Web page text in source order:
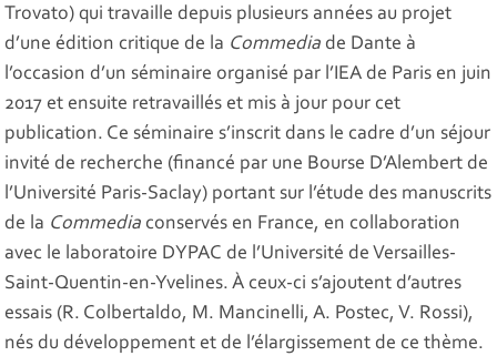
Trovato) qui travaille depuis plusieurs années au projet
d’une édition critique de la Commedia de Dante à
l’occasion d’un séminaire organisé par l’IEA de Paris en juin
2017 et ensuite retravaillés et mis à jour pour cet
publication. Ce séminaire s’inscrit dans le cadre d’un séjour
invité de recherche (financé par une Bourse D’Alembert de
l’Université Paris-Saclay) portant sur l’étude des manuscrits
de la Commedia conservés en France, en collaboration
avec le laboratoire DYPAC de l’Université de Versailles-
Saint-Quentin-en-Yvelines. À ceux-ci s’ajoutent d’autres
essais (R. Colbertaldo, M. Mancinelli, A. Postec, V. Rossi),
nés du développement et de l’élargissement de ce thème.